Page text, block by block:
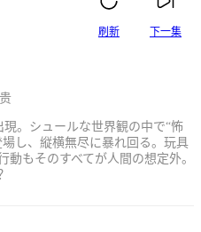
下一集
刷新
。シュールな世界観の中で“怖
し、縦横無尽に暴れ回る。玩具
もそのすべてが人間の想定外。